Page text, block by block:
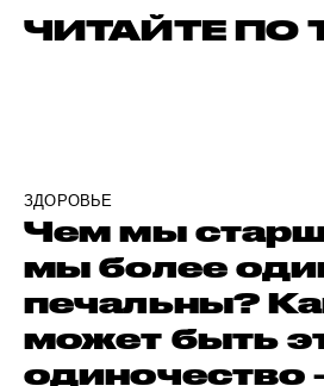
ЧИТАЙТЕ ПО
ЗДОРОВЬЕ
Чем мы
мы более
печальны?
может быть
одиночество